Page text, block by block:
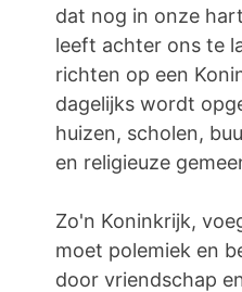
dat nog in onze
leeft achter ons te
richten op een
dagelijks wordt
huizen, scholen,
en religieuze
Zo'n Koninkrijk,
moet polemiek en
door vriendschap